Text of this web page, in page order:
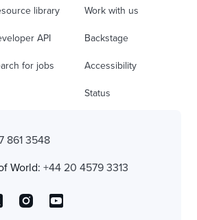
library
API
for jobs
Work with us
Backstage
Accessibility
Status
861 3548
World: +44 20 4579 3313